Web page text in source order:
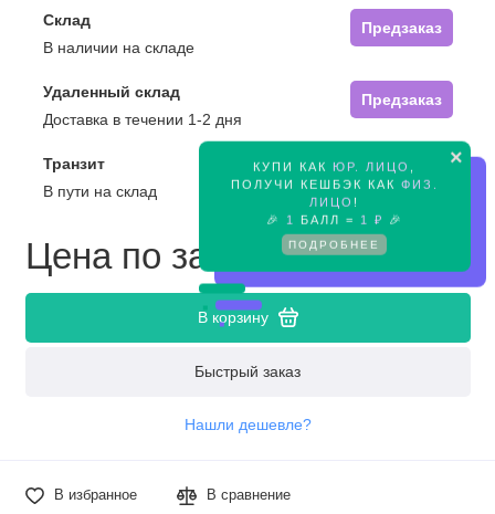
×
КУПИ КАК ЮР. ЛИЦО
ПОЛУЧИ КЕШБЭК КАК ФИЗ.
ЛИЦО !
🎉
1 БАЛЛ = 1 ₽ 🎉
ПОДРОБНЕЕ
Склад
Предзаказ
В наличии на складе
Удаленный склад
Предзаказ
Доставка в течении 1-2 дня
Транзит
Предзаказ
В пути на склад
Цена по запросу
В корзину
Быстрый заказ
Нашли дешевле?
В избранное В сравнение